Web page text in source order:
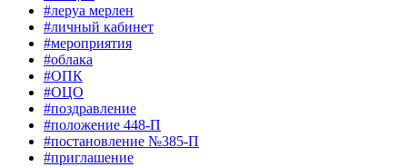
#леруа мерлен
#личный кабинет
#мероприятия
#облака
#ОПК
#ОЦО
#поздравление
#положение 448-П
#постановление №385-П
#приглашение